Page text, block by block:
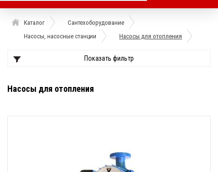
Каталог
Сантехоборудование
Насосы, насосные станции
Насосы для отопления
Показать фильтр
Насосы для отопления